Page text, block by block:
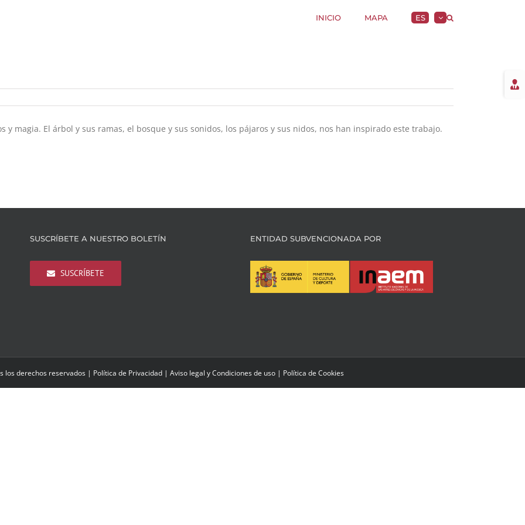
INICIO MAPA ES
y magia. El árbol y sus ramas, el bosque y sus sonidos, los pájaros y sus nidos, nos han inspirado este trabajo.
SUSCRÍBETE A NUESTRO BOLETÍN
SUSCRÍBETE
ENTIDAD SUBVENCIONADA POR
los derechos reservados | Política de Privacidad | Aviso legal y Condiciones de uso | Política de Cookies